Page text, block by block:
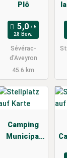
Plô
28 Bew.
Sévérac-
d'Aveyron
45.6 km
Camping
Municipal